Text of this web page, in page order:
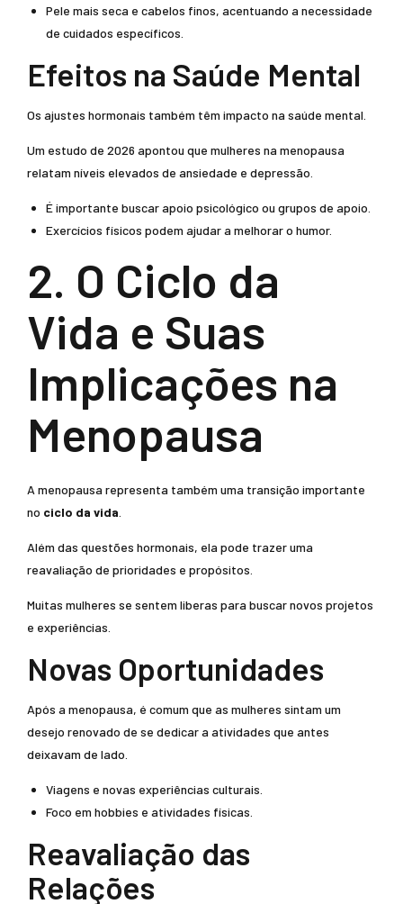
Pele mais seca e cabelos finos, acentuando a necessidade
de cuidados específicos.
Efeitos na Saúde Mental
Os ajustes hormonais também têm impacto na saúde mental.
Um estudo de 2026 apontou que mulheres na menopausa
relatam níveis elevados de ansiedade e depressão.
É importante buscar apoio psicológico ou grupos de apoio.
Exercícios físicos podem ajudar a melhorar o humor.
2. O Ciclo da
Vida e Suas
Implicações na
Menopausa
A menopausa representa também uma transição importante
no ciclo da vida
Além das questões hormonais, ela pode trazer uma
reavaliação de prioridades e propósitos.
Muitas mulheres se sentem liberas para buscar novos projetos
e experiências.
Novas Oportunidades
Após a menopausa, é comum que as mulheres sintam um
desejo renovado de se dedicar a atividades que antes
deixavam de lado.
Viagens e novas experiências culturais.
Foco em hobbies e atividades físicas.
Reavaliação das
Relações